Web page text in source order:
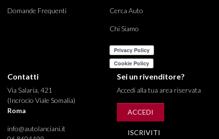
Domande Frequenti Cerca Auto
Chi Siamo
Contatti
Via Salaria, 421
(Incrocio Viale Somalia)
Roma
info@autolanciani.it
Sei un rivenditore?
Accedi alla tua area riservata
ACCEDI
ISCRIVITI